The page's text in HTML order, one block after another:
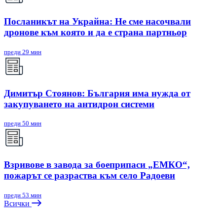
Посланикът на Украйна: Не сме насочвали
дронове към която и да е страна партньор
преди 29 мин
Димитър Стоянов: България има нужда от
закупуването на антидрон системи
преди 50 мин
Взривове в завода за боеприпаси „ЕМКО“,
пожарът се разраства към село Радоеви
преди 53 мин
Всички